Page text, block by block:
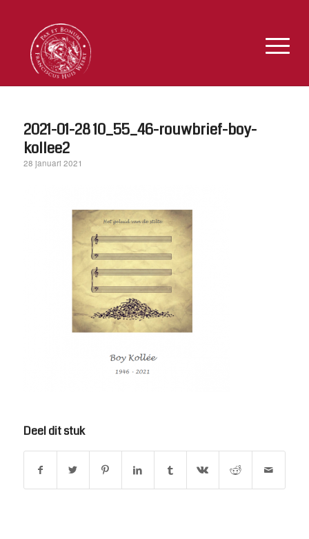
2021-01-28 10_55_46-rouwbrief-boy-
kollee2
28 januari 2021
Deel dit stuk